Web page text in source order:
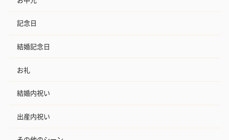
記念日
結婚記念日
お礼
結婚内祝い
出産内祝い